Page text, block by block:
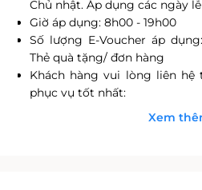
Chủ nhật. Áp dụng các ngày
Giờ áp dụng: 8h00 - 19h00
Số lượng E-Voucher áp
Thẻ quà tặng/ đơn hàng
Khách hàng vui lòng liên hệ
phục vụ tốt nhất:
Hotline: 0968 00 2011 (HCM) -
Xem